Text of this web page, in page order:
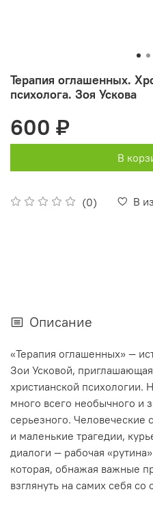
Терапия оглашенных.
психолога. Зоя Ускова
(0) В
600 ₽
В
Описание
«Терапия оглашенных» —
Зои Усковой,
христианской психологии.
много всего необычного и
серьезного. Человеческие
и маленькие трагедии,
диалоги — рабочая
которая, обнажая важные
взглянуть на самих себя со